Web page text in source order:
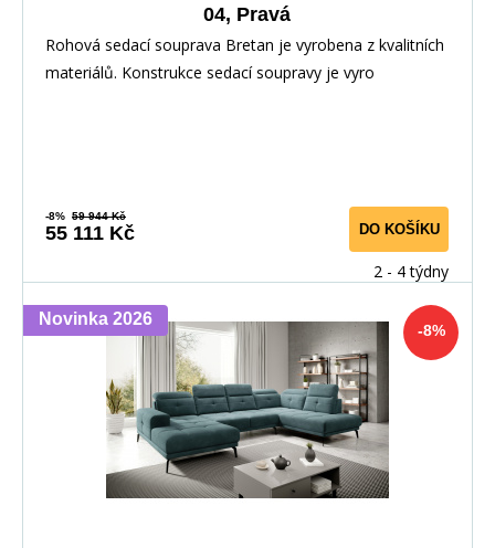
04, Pravá
Rohová sedací souprava Bretan je vyrobena z kvalitních
materiálů. Konstrukce sedací soupravy je vyro
-8% 59 944 Kč
55 111 Kč DO KOŠÍKU
2 - 4 týdny
-8%
Novinka 2026